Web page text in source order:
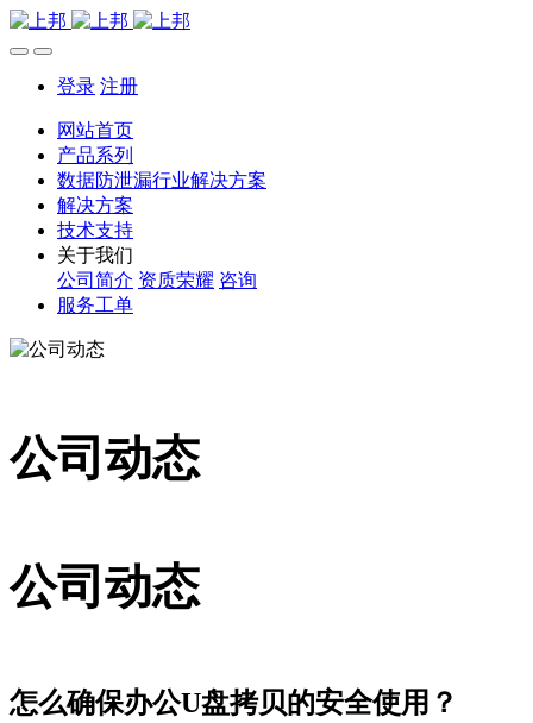
登录 注册
网站首页
产品系列
数据防泄漏行业解决方案
解决方案
技术支持
关于我们
公司简介 资质荣耀 咨询
服务工单
公司动态
公司动态
怎么确保办公U盘拷贝的安全使用？